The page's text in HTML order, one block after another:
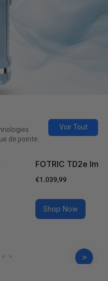
de pointe.
Voir Tout
FOTRIC TD2e
€1.039,99
Shop Now
>